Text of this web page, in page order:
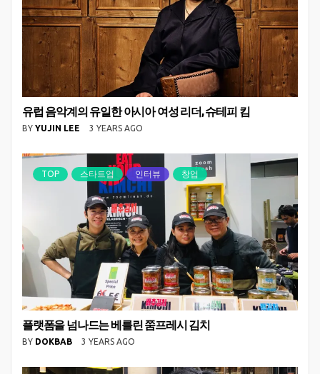
유럽 음악계의 유일한 아시아 여성 리더, 슈테피 킴
BY YUJIN LEE 3 YEARS AGO
TOP 스타트업 인터뷰 창업
플랫폼을 넘나드는 베를린 쭘프레시 김치
BY DOKBAB 3 YEARS AGO